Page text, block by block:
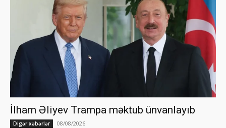
İlham Əliyev Trampa məktub ünvanlayıb
Digər xəbərlər 08/08/2026